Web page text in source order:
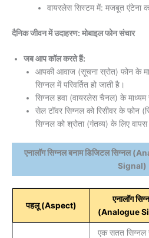
वायरलेस सिस्टम में: मजबूत एंटेना
दैनिक जीवन में उदाहरण: मोबाइल फोन संचार
जब आप कॉल करते हैं:
आपकी आवाज (सूचना स्रोत) फोन के
सिग्नल में परिवर्तित हो जाती है।
सिग्नल हवा (वायरलेस चैनल) के
सेल टॉवर सिग्नल को रिसीवर के फोन
सिग्नल को श्रोता (गंतव्य) के लिए वापस
एनालॉग सिग्नल बनाम डिजिटल सिग्नल
Signal)
पहलू (Aspect)
एनालॉग
(Analogue
एक सतत सिग्नल